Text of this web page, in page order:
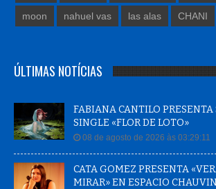
moon nahuel vas las alas CHANI
ÚLTIMAS NOTÍCIAS
FABIANA CANTILO PRESENTA
SINGLE «FLOR DE LOTO»
08 de agosto de 2026 às 03:29:11
CATA GOMEZ PRESENTA
MIRAR» EN ESPACIO